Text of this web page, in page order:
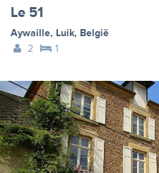
Le 51
Aywaille, Luik, België
2
1